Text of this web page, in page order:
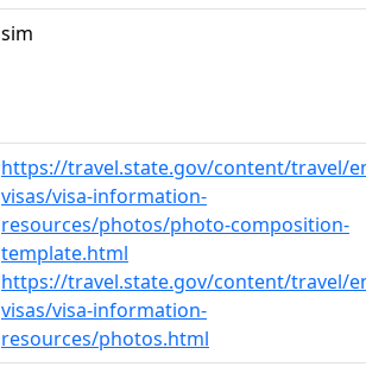
sim
https://travel.state.gov/content/travel/
visas/visa-information-
resources/photos/photo-composition-
template.html
https://travel.state.gov/content/travel/
visas/visa-information-
resources/photos.html